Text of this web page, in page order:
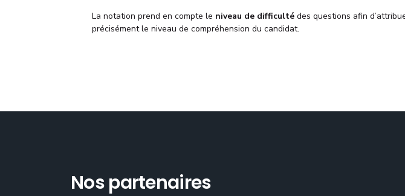
La notation prend en compte le niveau de difficulté des questions afin
précisément le niveau de compréhension du candidat.
Nos partenaires